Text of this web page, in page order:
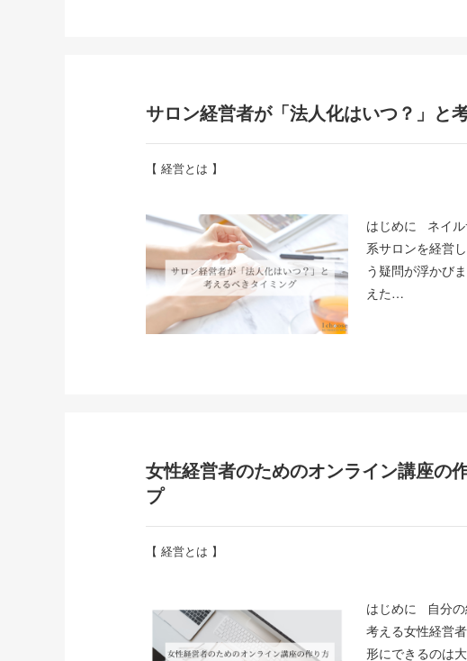
サロン経営者が「法人化はいつ？」と
【 経営とは 】
はじめに ネイル
系サロンを経営
う疑問が浮かび
えた…
女性経営者のためのオンライン講座の
プ
【 経営とは 】
はじめに 自分の
考える女性経営
形にできるのは